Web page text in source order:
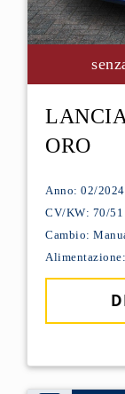
ORO
Anno: 02/2024
CV/KW: 70/51
Cambio: